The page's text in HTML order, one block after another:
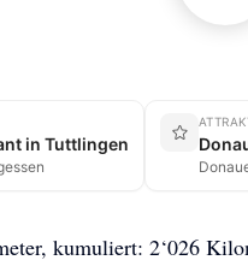
in Tuttlingen
kumuliert: 2‘026